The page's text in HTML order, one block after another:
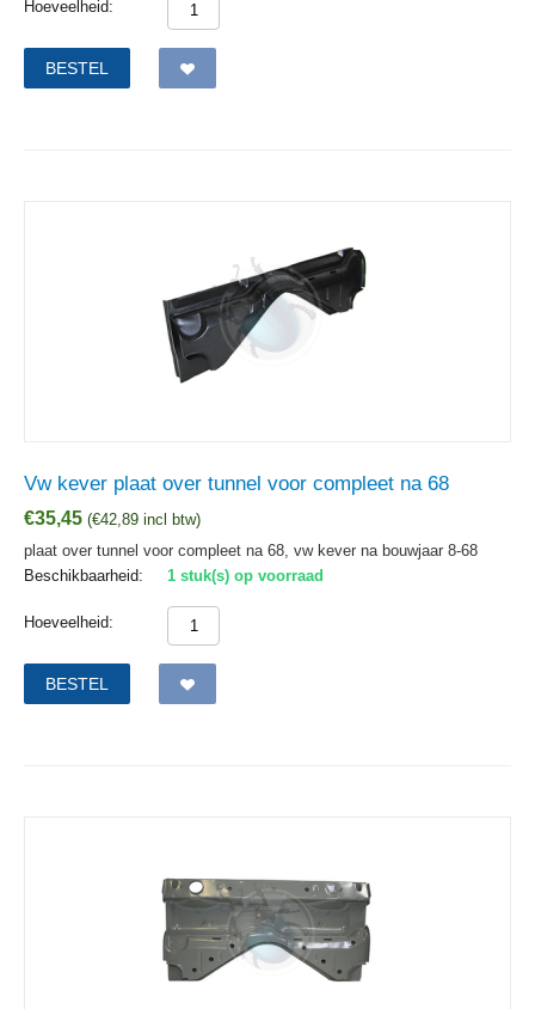
Hoeveelheid:
BESTEL
Vw kever plaat over tunnel voor compleet na 68
€35,45 (€42,89 incl btw)
plaat over tunnel voor compleet na 68, vw kever na bouwjaar 8-68
Beschikbaarheid:
1 stuk(s) op voorraad
Hoeveelheid:
BESTEL